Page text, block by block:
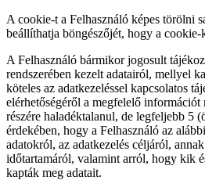
A cookie-t a Felhasználó képes törölni
beállíthatja böngészőjét, hogy a cookie-
A Felhasználó bármikor jogosult
rendszerében kezelt adatairól, mellyel
köteles az adatkezeléssel kapcsolatos
elérhetőségéről a megfelelő információt
részére haladéktalanul, de legfeljebb 5
érdekében, hogy a Felhasználó az
adatokról, az adatkezelés céljáról,
időtartamáról, valamint arról, hogy kik
kapták meg adatait.